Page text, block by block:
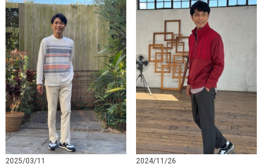
2025/03/11 2024/11/26